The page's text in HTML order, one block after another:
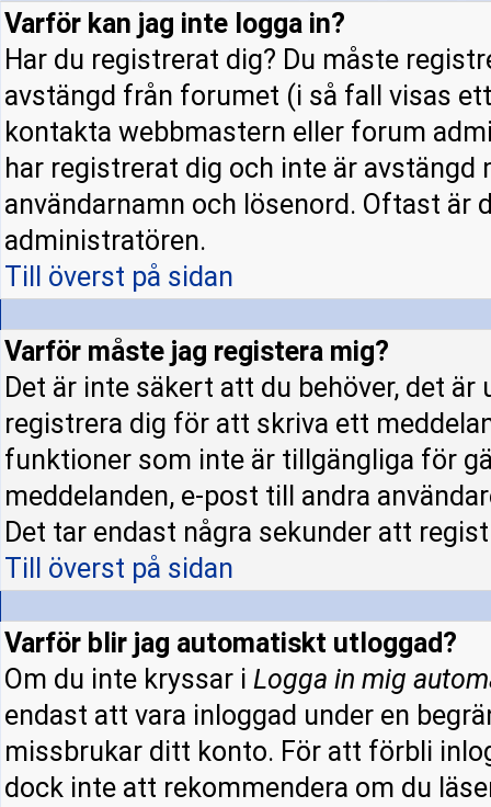
Varför kan jag inte logga in?
Har du registrerat dig? Du måste
avstängd från forumet (i så fall visas
kontakta webbmastern eller forum
har registrerat dig och inte är
användarnamn och lösenord. Oftast
administratören.
Till överst på sidan
Varför måste jag registera mig?
Det är inte säkert att du behöver, det
registrera dig för att skriva ett
funktioner som inte är tillgängliga för
meddelanden, e-post till andra
Det tar endast några sekunder att
Till överst på sidan
Varför blir jag automatiskt utloggad?
Om du inte kryssar i Logga in mig
endast att vara inloggad under en
missbrukar ditt konto. För att förbli
dock inte att rekommendera om du